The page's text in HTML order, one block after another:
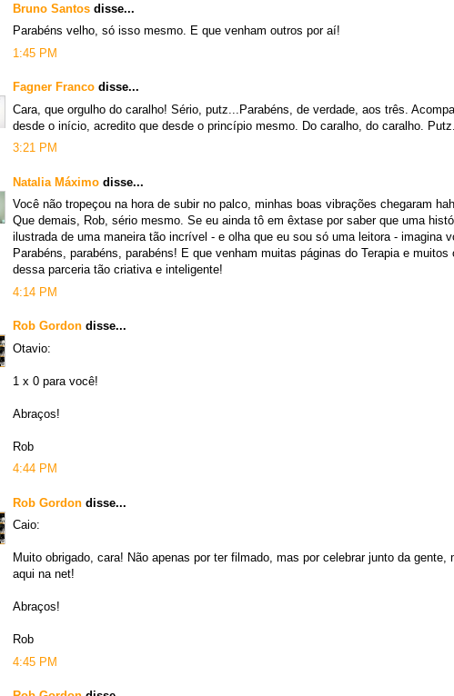
Bruno Santos disse...
Parabéns velho, só isso mesmo. E que venham outros por aí!
1:45 PM
Fagner Franco disse...
Cara, que orgulho do caralho! Sério, putz...Parabéns, de verdade, aos três.
desde o início, acredito que desde o princípio mesmo. Do caralho, do caralho. Putz.
3:21 PM
Natalia Máximo disse...
Você não tropeçou na hora de subir no palco, minhas boas vibrações chegaram
Que demais, Rob, sério mesmo. Se eu ainda tô em êxtase por saber que uma
ilustrada de uma maneira tão incrível - e olha que eu sou só uma leitora - imagina
Parabéns, parabéns, parabéns! E que venham muitas páginas do Terapia e muitos
dessa parceria tão criativa e inteligente!
4:14 PM
Rob Gordon disse...
Otavio:
1 x 0 para você!
Abraços!
Rob
4:44 PM
Rob Gordon disse...
Caio:
Muito obrigado, cara! Não apenas por ter filmado, mas por celebrar junto da gente,
aqui na net!
Abraços!
Rob
4:45 PM